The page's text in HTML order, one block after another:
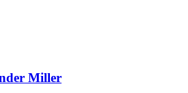
Miller